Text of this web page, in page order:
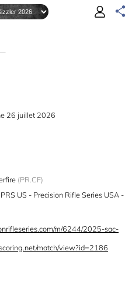
26 juillet 2026
(PR.CF)
US - Precision Rifle Series USA -
m/6244/2025-sac-
match/view?id=2186